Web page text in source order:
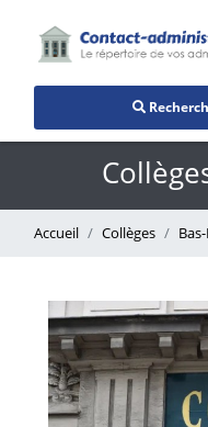
Accueil Collèges